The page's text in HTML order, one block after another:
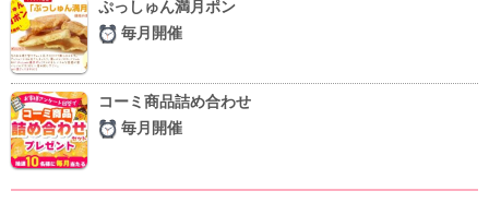
ぷっしゅん満月ポン
毎月開催
コーミ商品詰め合わせ
毎月開催